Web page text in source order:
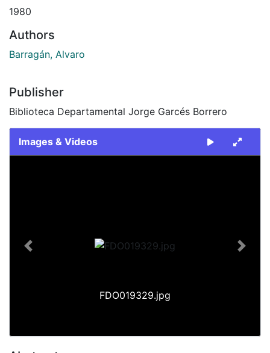
1980
Authors
Barragán, Alvaro
Publisher
Biblioteca Departamental Jorge Garcés Borrero
Images & Videos
FDO019329.jpg
Previous Next